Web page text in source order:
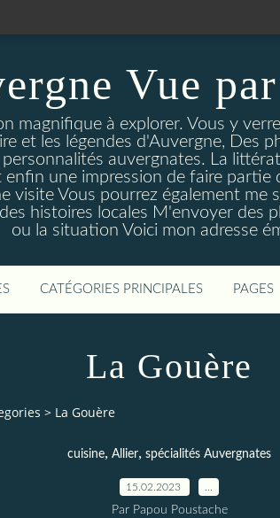
Vue
magnifique à explorer. Vous y
et les légendes d'Auvergne, Des
auvergnates. La
enfin une impression de faire
visite Vous pourrez également
histoires locales M'envoyer des
ou la situation Voici mon adresse
CATÉGORIES PRINCIPALES PAGES
La Gouère
> La Gouère
cuisine, Allier, spécialités Auvergnates
15.02.2023
Par Papou Poustache